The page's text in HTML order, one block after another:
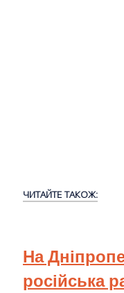
ЧИТАЙТЕ ТАКОЖ:
На
російська